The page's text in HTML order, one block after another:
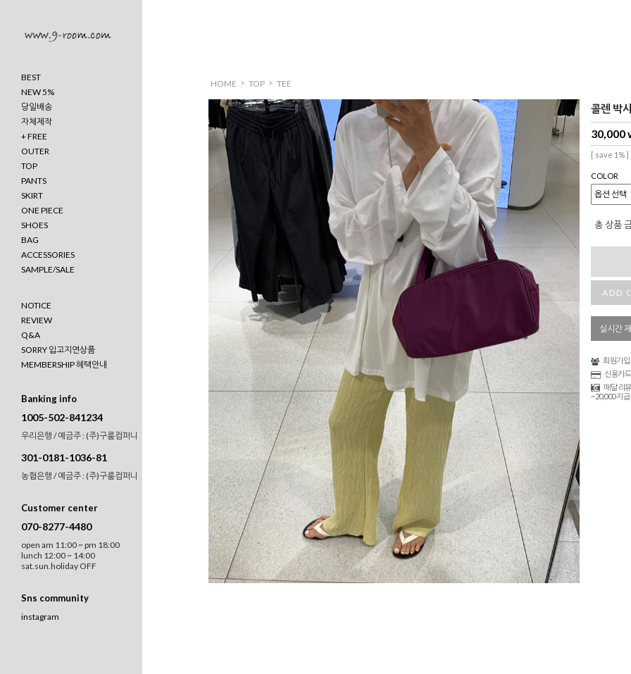
BEST
NEW 5%
당일배송
자체제작
+ FREE
OUTER
TOP
PANTS
SKIRT
ONE PIECE
SHOES
BAG
ACCESSORIES
SAMPLE/SALE
NOTICE
REVIEW
Q&A
SORRY 입고지연상품
MEMBERSHIP 혜택안내
Banking info
1005-502-841234
우리은행 / 예금주 : (주)구룸컴퍼니
301-0181-1036-81
농협은행 / 예금주 : (주)구룸컴퍼니
Customer center
070-8277-4480
open am 11:00 ~ pm 18:00
lunch 12:00 ~ 14:00
sat.sun.holiday OFF
Sns community
instagram
HOME > TOP > TEE
콜렌 박
30,000
[ save 1% ]
COLOR
총 상품
ADD
실시간
회원가입
신용카
매달 리
~20,000 지급